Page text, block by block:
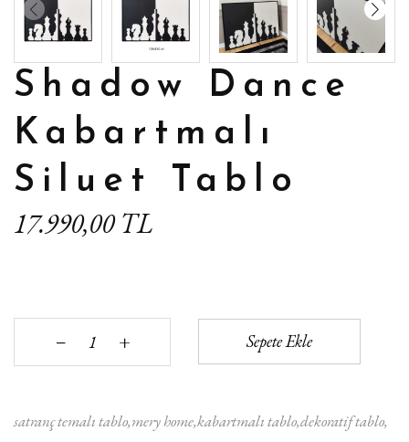
Shadow Dance
Kabartmalı
Siluet Tablo
17.990,00 TL
‒ + Sepete Ekle
satranç temalı tablo mery homekabartmalı tablodekoratif tablo